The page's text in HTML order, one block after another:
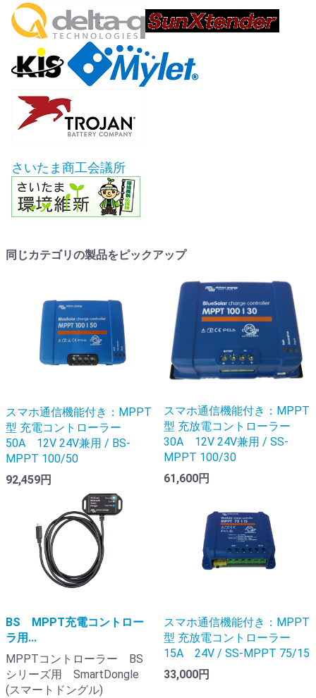
さいたま商工会議所
同じカテゴリの製品をピックアップ
スマホ通信機能付き：MPPT
型 充電コントローラー
50A 12V 24V兼用 / BS-
MPPT 100/50
92,459円
スマホ通信機能付き：MPPT
型 充放電コントローラー
30A 12V 24V兼用 / SS-
MPPT 100/30
61,600円
BS MPPT充電コントロー
ラ用...
MPPTコントローラー BS
シリーズ用 SmartDongle
(スマートドングル)
スマホ通信機能付き：MPPT
型 充放電コントローラー
15A 24V / SS-MPPT 75/15
33,000円